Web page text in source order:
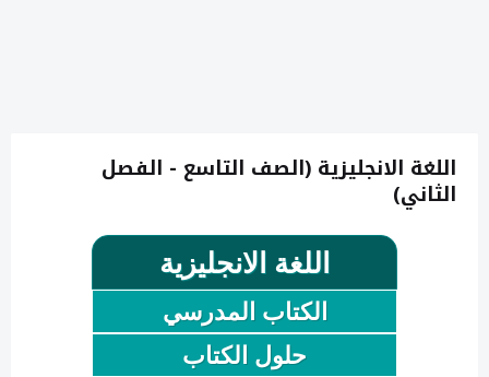
اللغة الانجليزية (الصف التاسع - الفصل
الثاني)
اللغة الانجليزية
الكتاب المدرسي
حلول الكتاب